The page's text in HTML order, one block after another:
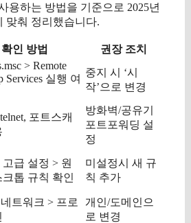
용하는 방법을 기준으로 2025년
맞춰 정리했습니다.
확인 방법
권장 조치
> Remote
Services 실행 여
중지 시 ‘시
작’으로 변경
포트스캐
방화벽/공유기
포트포워딩 설
정
급 설정 > 원
크톱 규칙 확인
미설정시 새 규
칙 추가
트워크 > 프로
개인/도메인으
로 변경